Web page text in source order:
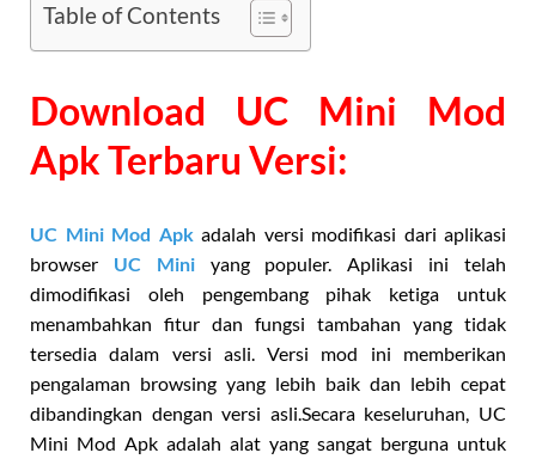
Table of Contents
Download UC Mini Mod
Apk Terbaru Versi:
UC Mini Mod Apkadalah versi modifikasi dari aplikasi
browser UC Miniyang populer. Aplikasi ini telah
dimodifikasi oleh pengembang pihak ketiga untuk
menambahkan fitur dan fungsi tambahan yang tidak
tersedia dalam versi asli. Versi mod ini memberikan
pengalaman browsing yang lebih baik dan lebih cepat
dibandingkan dengan versi asli.Secara keseluruhan, UC
Mini Mod Apk adalah alat yang sangat berguna untuk